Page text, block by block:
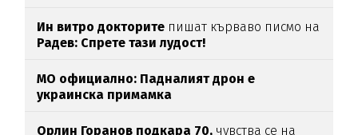
Ин витро докторите пишат кърваво писмо на
Радев: Спрете тази лудост!
МО официално: Падналият дрон е
украинска примамка
Орлин Горанов подкара 70, чувства се на